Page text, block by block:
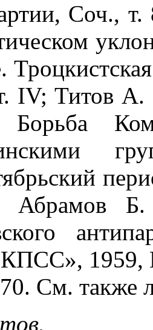
Соч.,
IV; Титов
Б.
КПСС»,
См. также